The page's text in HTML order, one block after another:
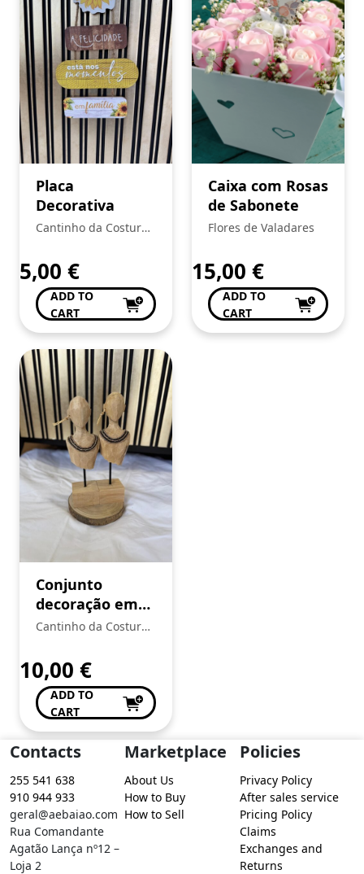
Placa
Decorativa
Cantinho da Costura
5,00 €
ADD TO
CART
Caixa com Rosas
de Sabonete
Flores de Valadares
15,00 €
ADD TO
CART
Conjunto
decoração em
madeira
Cantinho da Costura
10,00 €
ADD TO
CART
Contacts
255 541 638
910 944 933
geral@aebaiao.com
Rua Comandante
Agatão Lança nº12 –
Loja 2
Marketplace
About Us
How to Buy
How to Sell
Policies
Privacy Policy
After sales service
Pricing Policy
Claims
Exchanges and
Returns